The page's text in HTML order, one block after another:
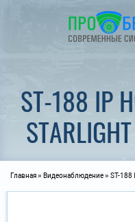
Перейти к основному
ST-188 IP
Вы здесь
Главная» Видеонаблюдение» ST-188